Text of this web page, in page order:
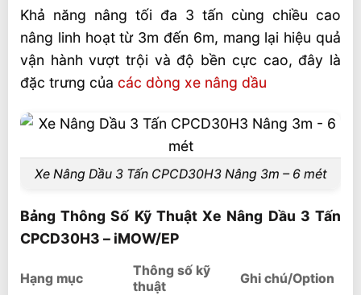
Tấn CPCD30H3 – iMOW/EP
Một số ưu điểm của Xe Nâng Dầu 3 Tấn
CPCD30H3
Siêu thị xe nâng EP – Kho bãi toàn quốc
Liên hệ mua sản phẩm
Khả năng nâng tối đa 3 tấn cùng chiều cao
nâng linh hoạt từ 3m đến 6m, mang lại hiệu quả
vận hành vượt trội và độ bền cực cao, đây là
đặc trưng của các dòng xe nâng dầu
Xe Nâng Dầu 3 Tấn CPCD30H3 Nâng 3m – 6 mét
Bảng Thông Số Kỹ Thuật Xe Nâng Dầu 3 Tấn
CPCD30H3 – iMOW/EP
Hạng mục
Thông số kỹ
thuật
Ghi chú/Option